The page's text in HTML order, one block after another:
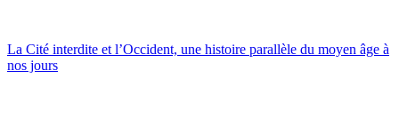
La Cité interdite et l’Occident, une histoire parallèle du moyen âge à
nos jours